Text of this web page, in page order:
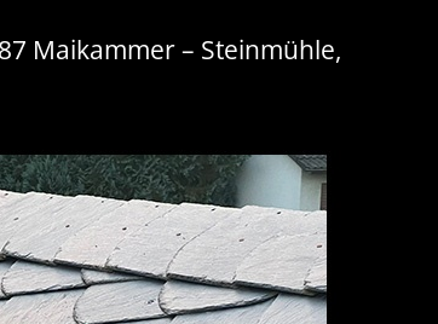
Maikammer – Steinmühle,